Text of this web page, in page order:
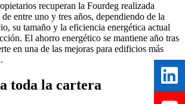
recuperan la Fourdeg realizada
entre uno y tres años, dependiendo de la
su tamaño y la eficiencia energética actual
El ahorro energético se mantiene año tras
en una de las mejoras para edificios más
toda la cartera